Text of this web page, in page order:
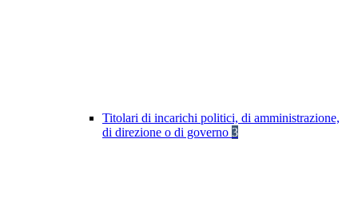
Titolari di incarichi politici, di amministrazione,
di direzione o di governo 3